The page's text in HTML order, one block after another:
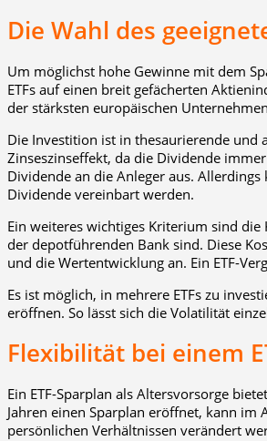
Die Wahl des
Um möglichst hohe Gewinne mit dem
ETFs auf einen breit gefächerten
der stärksten europäischen
Die Investition ist in thesaurierende und
Zinseszinseffekt, da die Dividende
Dividende an die Anleger aus.
Dividende vereinbart werden.
Ein weiteres wichtiges Kriterium sind die
der depotführenden Bank sind. Diese
und die Wertentwicklung an. Ein ETF-
Es ist möglich, in mehrere ETFs zu
eröffnen. So lässt sich die Volatilität
Flexibilität bei einem
Ein ETF-Sparplan als Altersvorsorge
Jahren einen Sparplan eröffnet, kann im
persönlichen Verhältnissen verändert